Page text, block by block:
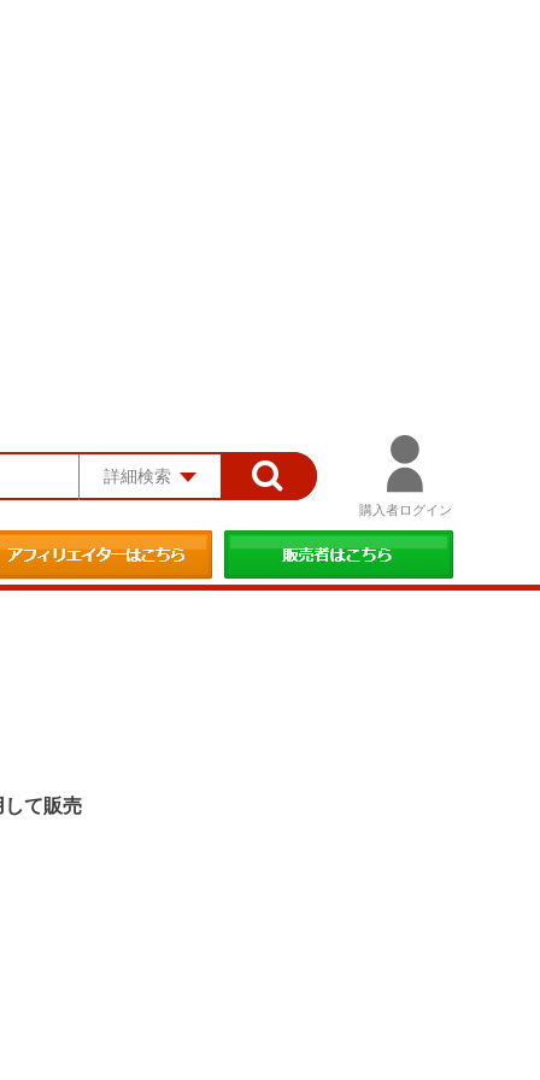
詳細検索
購入者ログイン
して販売